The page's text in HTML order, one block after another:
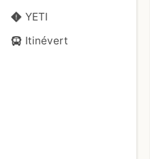
YETI
Itinévert